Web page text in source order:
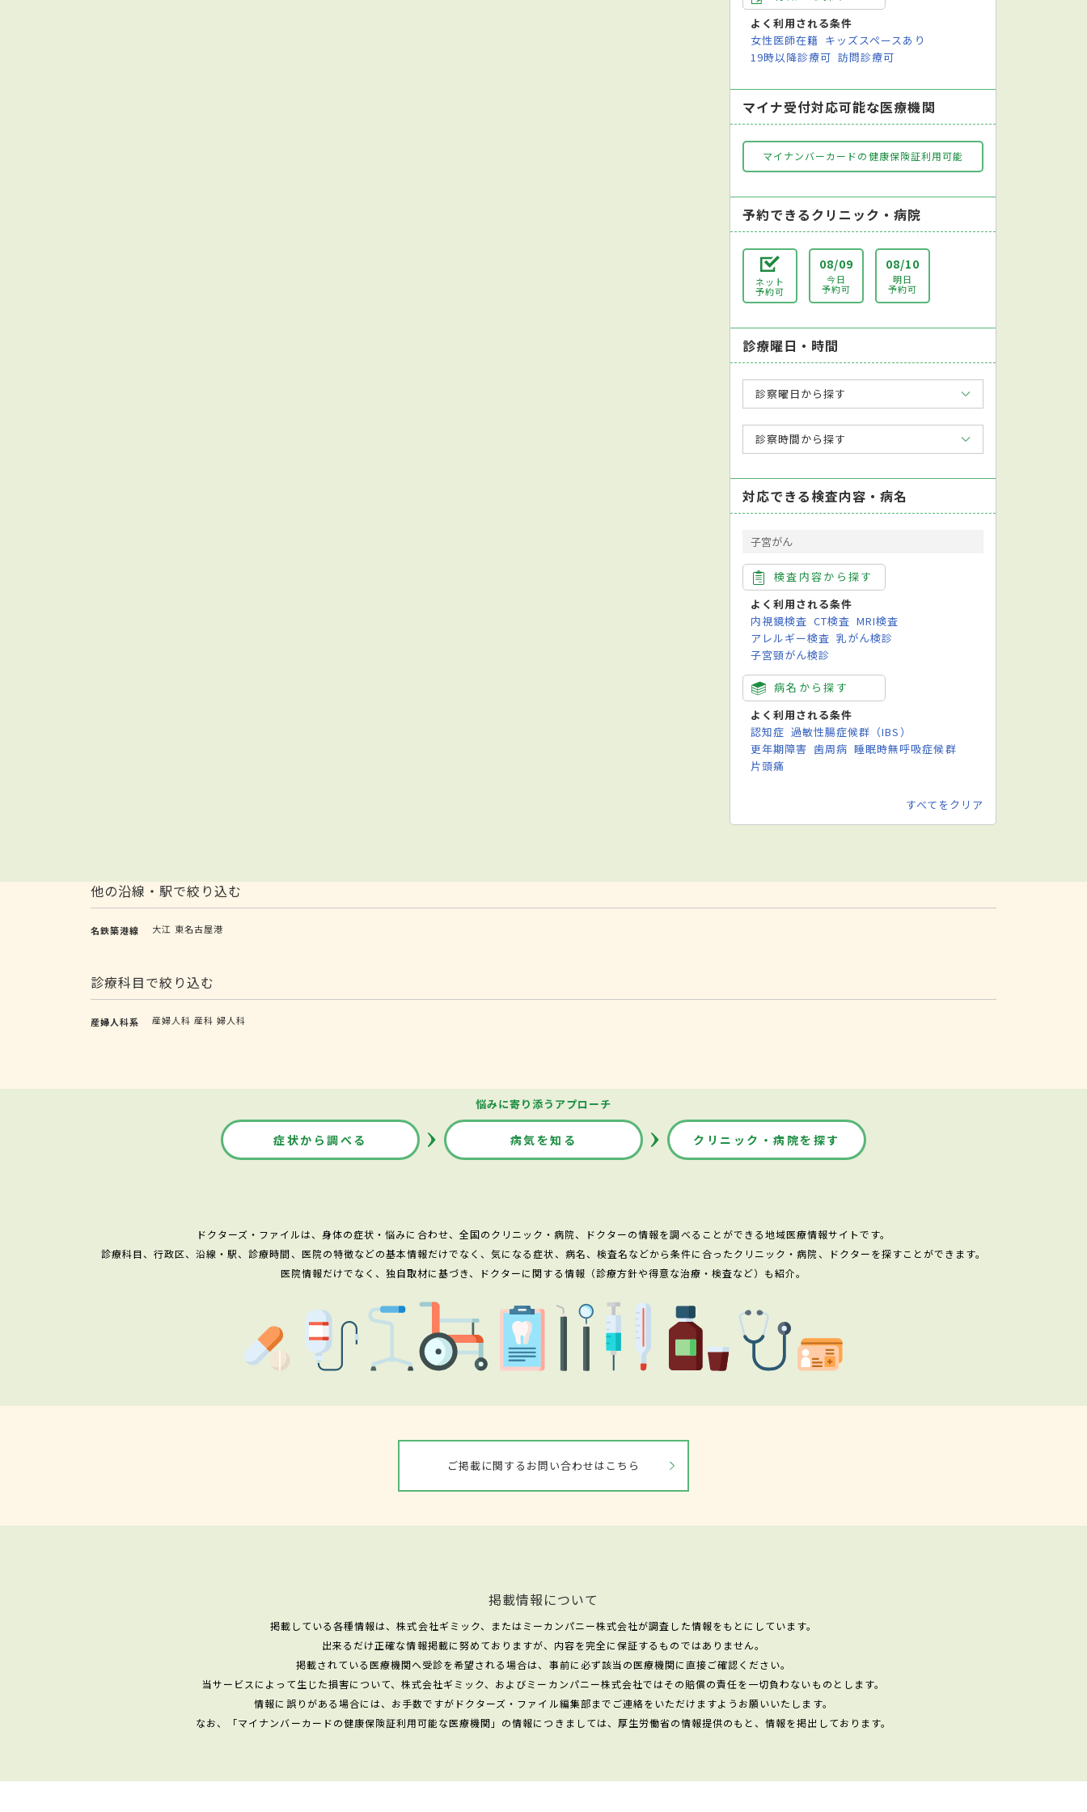
よく利用される条件
女性医師在籍 キッズスペースあり
19時以降診療可 訪問診療可
マイナ受付対応可能な医療機関
マイナンバーカードの健康保険証利用可能
予約できるクリニック・病院
ネット
予約可
08/09
今日
予約可
08/10
明日
予約可
診療曜日・時間
診察曜日から探す
診察時間から探す
対応できる検査内容・病名
子宮がん
検査内容から探す
よく利用される条件
内視鏡検査 CT検査 MRI検査
アレルギー検査 乳がん検診
子宮頸がん検診
病名から探す
よく利用される条件
認知症 過敏性腸症候群（IBS）
更年期障害 歯周病 睡眠時無呼吸症候群
片頭痛
すべてをクリア
他の沿線・駅で絞り込む
名鉄築港線 大江 東名古屋港
診療科目で絞り込む
産婦人科系 産婦人科 産科 婦人科
悩みに寄り添うアプローチ
症状から調べる 病気を知る クリニック・病院を探す
ドクターズ・ファイルは、身体の症状・悩みに合わせ、全国のクリニック・病院、ドクターの情報を調べることができる地域医療情報サイトです。
診療科目、行政区、沿線・駅、診療時間、医院の特徴などの基本情報だけでなく、気になる症状、病名、検査名などから条件に合ったクリニック・病院、ドクターを探すことができます。
医院情報だけでなく、独自取材に基づき、ドクターに関する情報（診療方針や得意な治療・検査など）も紹介。
ご掲載に関するお問い合わせはこちら
掲載情報について
掲載している各種情報は、株式会社ギミック、またはミーカンパニー株式会社が調査した情報をもとにしています。
出来るだけ正確な情報掲載に努めておりますが、内容を完全に保証するものではありません。
掲載されている医療機関へ受診を希望される場合は、事前に必ず該当の医療機関に直接ご確認ください。
当サービスによって生じた損害について、株式会社ギミック、およびミーカンパニー株式会社ではその賠償の責任を一切負わないものとします。
情報に誤りがある場合には、お手数ですがドクターズ・ファイル編集部までご連絡をいただけますようお願いいたします。
なお、「マイナンバーカードの健康保険証利用可能な医療機関」の情報につきましては、厚生労働省の情報提供のもと、情報を掲出しております。